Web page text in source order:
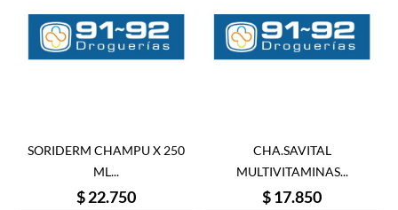
SORIDERM CHAMPU X 250
ML...
Precio
$ 22.750
CHA.SAVITAL
MULTIVITAMINAS...
Precio
$ 17.850